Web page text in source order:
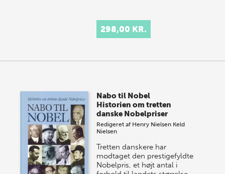
298,00 KR.
Nabo til Nobel
Historien om tretten
danske Nobelpriser
Redigeret af Henry Nielsen Keld
Nielsen
Tretten danskere har
modtaget den prestigefyldte
Nobelpris, et højt antal i